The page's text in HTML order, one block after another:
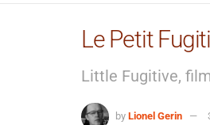
Le Petit
Little Fugitive,
by Lionel Gerin